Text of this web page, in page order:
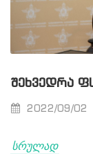
ᲨᲔᲮᲕᲔᲓᲠᲐ
2022/09/02
სრულად